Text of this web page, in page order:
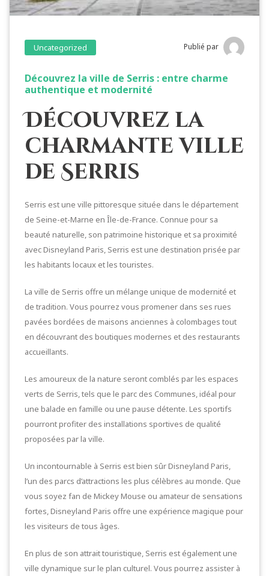
Uncategorized Publié par
Découvrez la ville de Serris : entre charme
authentique et modernité
Découvrez la
charmante ville
de Serris
Serris est une ville pittoresque située dans le département
de Seine-et-Marne en Île-de-France. Connue pour sa
beauté naturelle, son patrimoine historique et sa proximité
avec Disneyland Paris, Serris est une destination prisée par
les habitants locaux et les touristes.
La ville de Serris offre un mélange unique de modernité et
de tradition. Vous pourrez vous promener dans ses rues
pavées bordées de maisons anciennes à colombages tout
en découvrant des boutiques modernes et des restaurants
accueillants.
Les amoureux de la nature seront comblés par les espaces
verts de Serris, tels que le parc des Communes, idéal pour
une balade en famille ou une pause détente. Les sportifs
pourront profiter des installations sportives de qualité
proposées par la ville.
Un incontournable à Serris est bien sûr Disneyland Paris,
l’un des parcs d’attractions les plus célèbres au monde. Que
vous soyez fan de Mickey Mouse ou amateur de sensations
fortes, Disneyland Paris offre une expérience magique pour
les visiteurs de tous âges.
En plus de son attrait touristique, Serris est également une
ville dynamique sur le plan culturel. Vous pourrez assister à